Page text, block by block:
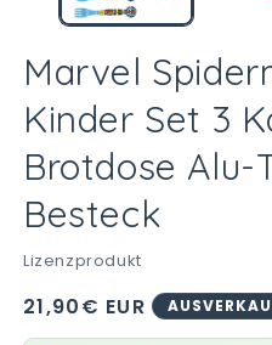
Marvel
Kinder Set 3
Brotdose Alu-
Besteck
Lizenzprodukt
Normaler
Preis
21,90€ EUR